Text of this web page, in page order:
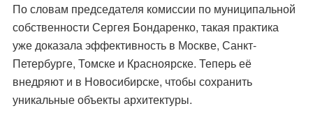
По словам председателя комиссии по муниципальной
собственности Сергея Бондаренко, такая практика
уже доказала эффективность в Москве, Санкт-
Петербурге, Томске и Красноярске. Теперь её
внедряют и в Новосибирске, чтобы сохранить
уникальные объекты архитектуры.